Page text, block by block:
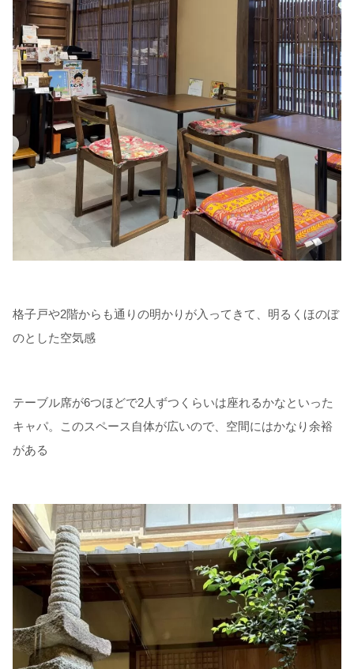
格子戸や2階からも通りの明かりが入ってきて、明るくほのぼ
のとした空気感
テーブル席が6つほどで2人ずつくらいは座れるかなといった
キャパ。このスペース自体が広いので、空間にはかなり余裕
がある